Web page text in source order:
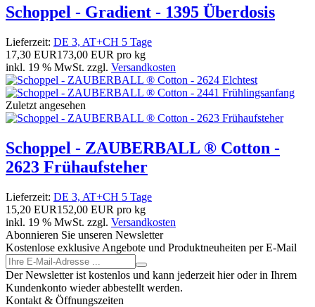
Schoppel - Gradient - 1395 Überdosis
Lieferzeit: DE 3, AT+CH 5 Tage
17,30 EUR173,00 EUR pro kg
inkl. 19 % MwSt. zzgl. Versandkosten
Zuletzt angesehen
Schoppel - ZAUBERBALL ® Cotton -
2623 Frühaufsteher
Lieferzeit: DE 3, AT+CH 5 Tage
15,20 EUR152,00 EUR pro kg
inkl. 19 % MwSt. zzgl. Versandkosten
Abonnieren Sie unseren Newsletter
Kostenlose exklusive Angebote und Produktneuheiten per E-Mail
Der Newsletter ist kostenlos und kann jederzeit hier oder in Ihrem
Kundenkonto wieder abbestellt werden.
Kontakt & Öffnungszeiten